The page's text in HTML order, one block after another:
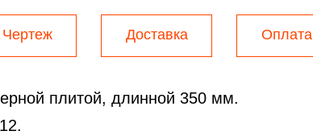
Чертеж Доставка Оплата
плитой, длинной 350 мм.